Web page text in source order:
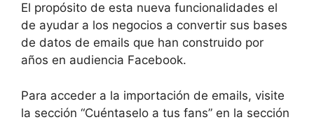
El propósito de esta nueva funcionalidades el
de ayudar a los negocios a convertir sus bases
de datos de emails que han construido por
años en audiencia Facebook.
Para acceder a la importación de emails, visite
la sección “Cuéntaselo a tus fans” en la sección